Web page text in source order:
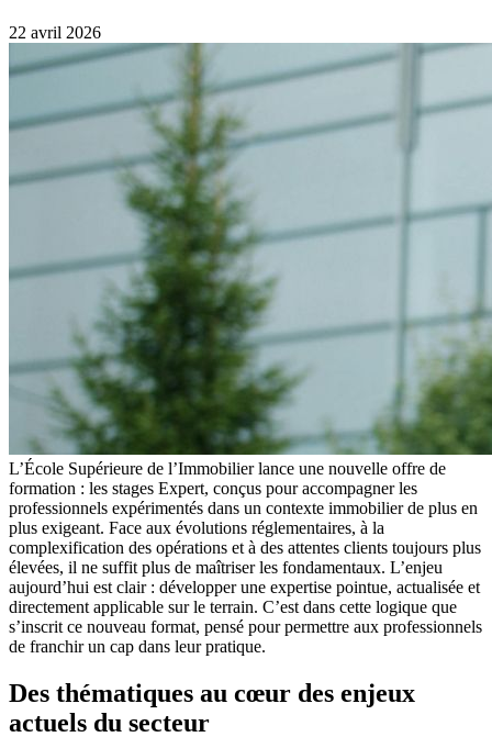
22 avril 2026
L’École Supérieure de l’Immobilier lance une nouvelle offre de
formation : les stages Expert, conçus pour accompagner les
professionnels expérimentés dans un contexte immobilier de plus en
plus exigeant. Face aux évolutions réglementaires, à la
complexification des opérations et à des attentes clients toujours plus
élevées, il ne suffit plus de maîtriser les fondamentaux. L’enjeu
aujourd’hui est clair : développer une expertise pointue, actualisée et
directement applicable sur le terrain. C’est dans cette logique que
s’inscrit ce nouveau format, pensé pour permettre aux professionnels
de franchir un cap dans leur pratique.
Des thématiques au cœur des enjeux
actuels du secteur